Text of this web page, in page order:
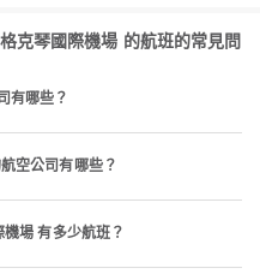
克琴國際機場 的航班的常見問
有哪些？
空公司有哪些？
場 有多少航班？